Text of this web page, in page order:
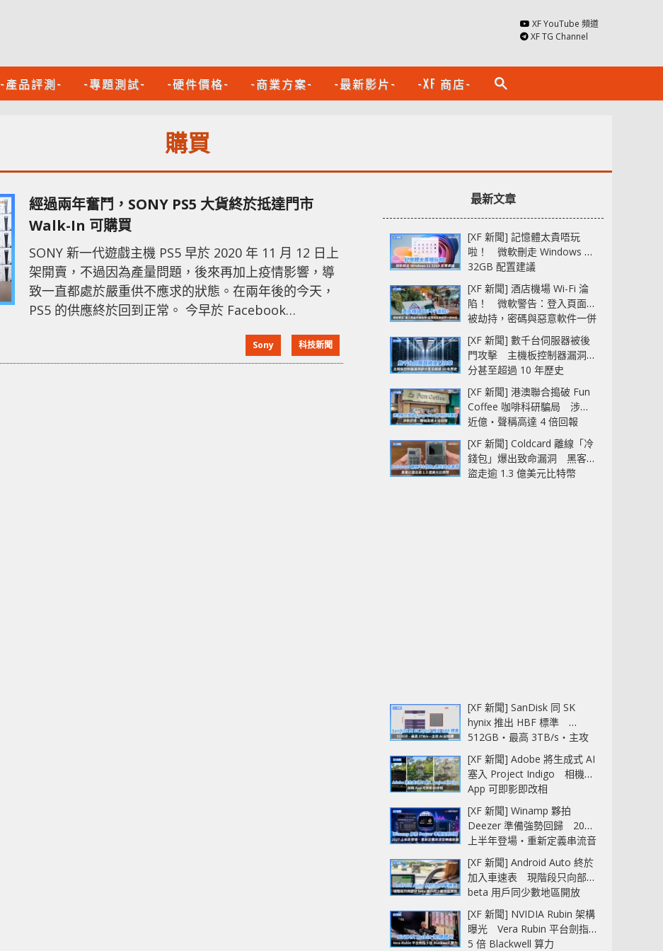
XF YouTube 頻道
XF TG Channel
-產品評測- -專題測試- -硬件價格- -商業方案- -最新影片- -XF 商店- search
購買
經過兩年奮鬥，SONY PS5 大貨終於抵達門市
Walk-In 可購買
SONY 新一代遊戲主機 PS5 早於 2020 年 11 月 12 日上
架開賣，不過因為產量問題，後來再加上疫情影響，導
致一直都處於嚴重供不應求的狀態。在兩年後的今天，
PS5 的供應終於回到正常。 今早於 Facebook
13 日 (星期五) 起，可於全港經銷商店 Walk in 購買
PS5，並不設任何購買限制。 不過亦有不少回應指，已
Sony 科技新聞
最新文章
[XF 新聞] 記憶體太貴唔玩
啦！ 微軟刪走 Windows 11
32GB 配置建議
[XF 新聞] 酒店機場 Wi-Fi 淪
陷！ 微軟警告：登入頁面可
被劫持，密碼與惡意軟件一併
中招
[XF 新聞] 數千台伺服器被後
門攻擊 主機板控制器漏洞部
分甚至超過 10 年歷史
[XF 新聞] 港澳聯合搗破 Fun
Coffee 咖啡科研騙局 涉款
近億‧聲稱高達 4 倍回報
[XF 新聞] Coldcard 離線「冷
錢包」爆出致命漏洞 黑客已
盜走逾 1.3 億美元比特幣
[XF 新聞] SanDisk 同 SK
hynix 推出 HBF 標準
512GB‧最高 3TB/s‧主攻
AI 記憶體
[XF 新聞] Adobe 將生成式 AI
塞入 Project Indigo 相機
App 可即影即改相
[XF 新聞] Winamp 夥拍
Deezer 準備強勢回歸 2027
上半年登場‧重新定義串流音
樂播放器
[XF 新聞] Android Auto 終於
加入車速表 現階段只向部分
beta 用戶同少數地區開放
[XF 新聞] NVIDIA Rubin 架構
曝光 Vera Rubin 平台劍指
5 倍 Blackwell 算力